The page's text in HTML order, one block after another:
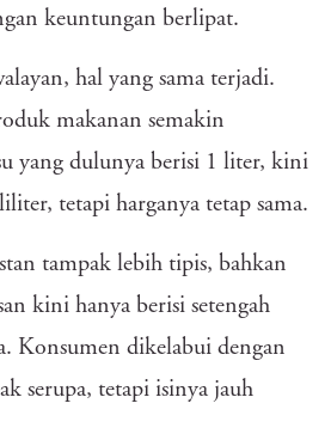
keuntungan berlipat.
hal yang sama terjadi.
makanan semakin
yang dulunya berisi 1 liter, kini
tetapi harganya tetap sama.
tampak lebih tipis, bahkan
kini hanya berisi setengah
Konsumen dikelabui dengan
serupa, tetapi isinya jauh